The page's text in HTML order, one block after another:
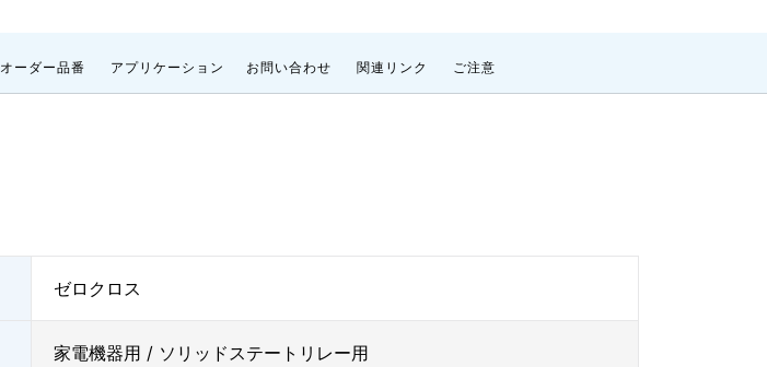
オーダー品番 アプリケーション お問い合わせ 関連リンク ご注意
ゼロクロス
家電機器用 / ソリッドステートリレー用